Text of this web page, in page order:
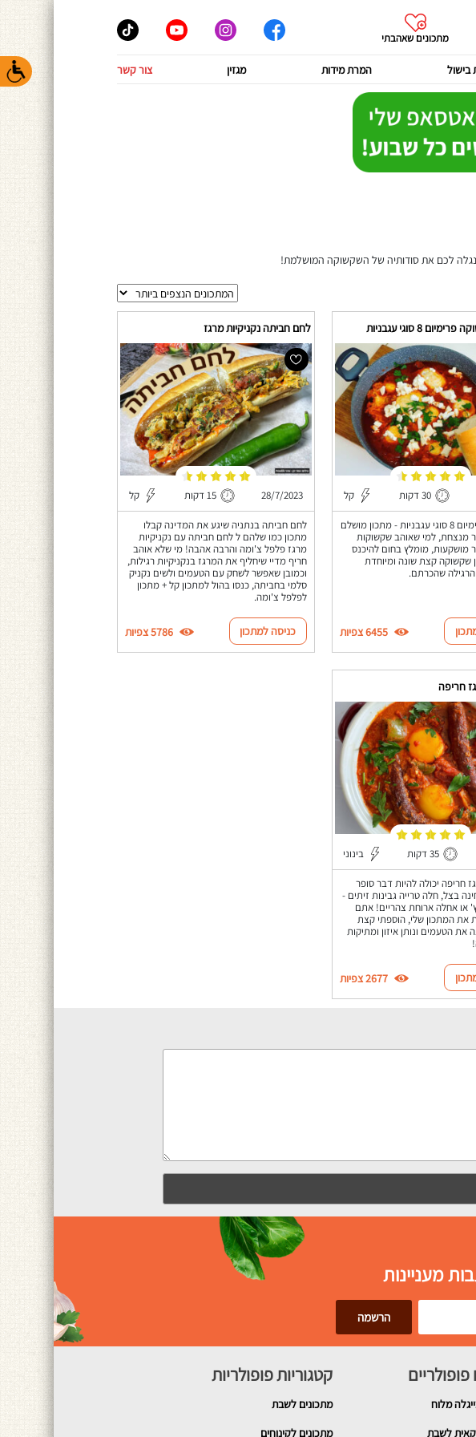
מתכונים שאהבתי
בישול המרת מידות מגזין צור קשר
לכם את סודותיה של השקשוקה המושלמת!
8 סוגי עגבניות
30 דקות קל
שקשוקה פרימיום 8 סוגי עגבניות - מתכון מושלם
מנצחת, למי שאוהב שקשוקות
מושקעות, מומלץ בחום להיכנס
שקשוקה קצת שונה ומיוחדת
שהכרתם.
6455 צפיות
לחם חביתה נקניקיות מרגז
28/7/2023 15 דקות קל
לחם חביתה בנתניה שיגע את המדינה קבלו
מתכון כמו שלהם ל לחם חביתה עם נקניקיות
מרגז פלפל צ'ומה והרבה אהבה! מי שלא אוהב
חריף מדיי שיחליף את המרגז בנקניקיות רגילות,
וכמובן שאפשר לשחק עם הטעמים ולשים נקניק
סלמי בחביתה, כנסו בהול למתכון קל + מתכון
לפלפל צ'ומה.
כניסה למתכון 5786 צפיות
חריפה
35 דקות בינוני
חריפה יכולה להיות דבר סופר
בצל, חלה טרייה גבינות זיתים -
או אחלה ארוחת צהריים! אתם
את המתכון שלי, הוספתי קצת
את הטעמים ונותן איזון ומתיקות
2677 צפיות
מעניינות
מלוח
לשבת
קטגוריות פופולריות
מתכונים לשבת
מתכונים לקינוחים